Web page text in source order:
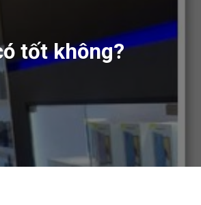
tốt không?